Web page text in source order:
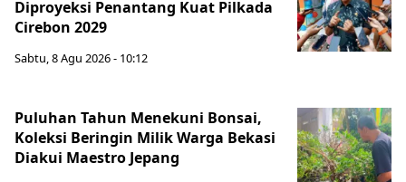
Diproyeksi Penantang Kuat Pilkada
Cirebon 2029
Sabtu, 8 Agu 2026 - 10:12
Puluhan Tahun Menekuni Bonsai,
Koleksi Beringin Milik Warga Bekasi
Diakui Maestro Jepang